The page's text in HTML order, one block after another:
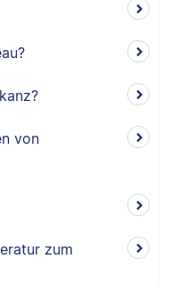
von
zum